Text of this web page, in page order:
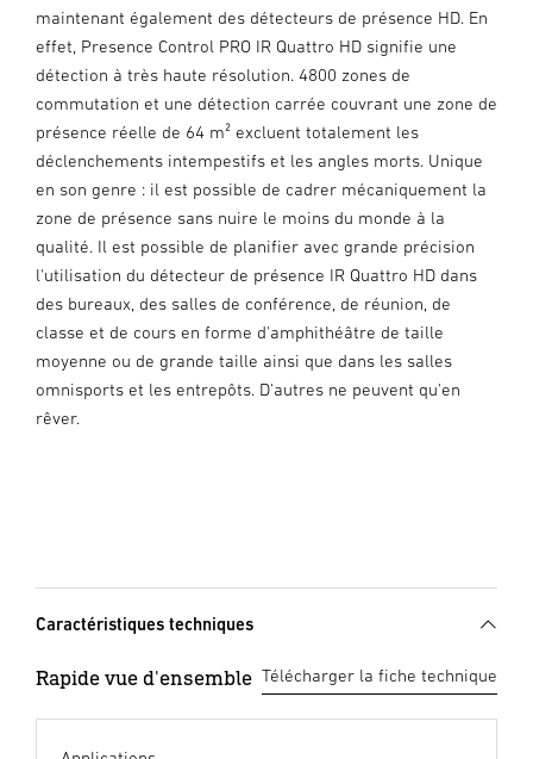
maintenant également des détecteurs de présence HD. En
effet, Presence Control PRO IR Quattro HD signifie une
détection à très haute résolution. 4800 zones de
commutation et une détection carrée couvrant une zone de
présence réelle de 64 m² excluent totalement les
déclenchements intempestifs et les angles morts. Unique
en son genre : il est possible de cadrer mécaniquement la
zone de présence sans nuire le moins du monde à la
qualité. Il est possible de planifier avec grande précision
l'utilisation du détecteur de présence IR Quattro HD dans
des bureaux, des salles de conférence, de réunion, de
classe et de cours en forme d'amphithéâtre de taille
moyenne ou de grande taille ainsi que dans les salles
omnisports et les entrepôts. D'autres ne peuvent qu'en
rêver.
Caractéristiques techniques
Rapide vue d'ensemble Télécharger la fiche technique